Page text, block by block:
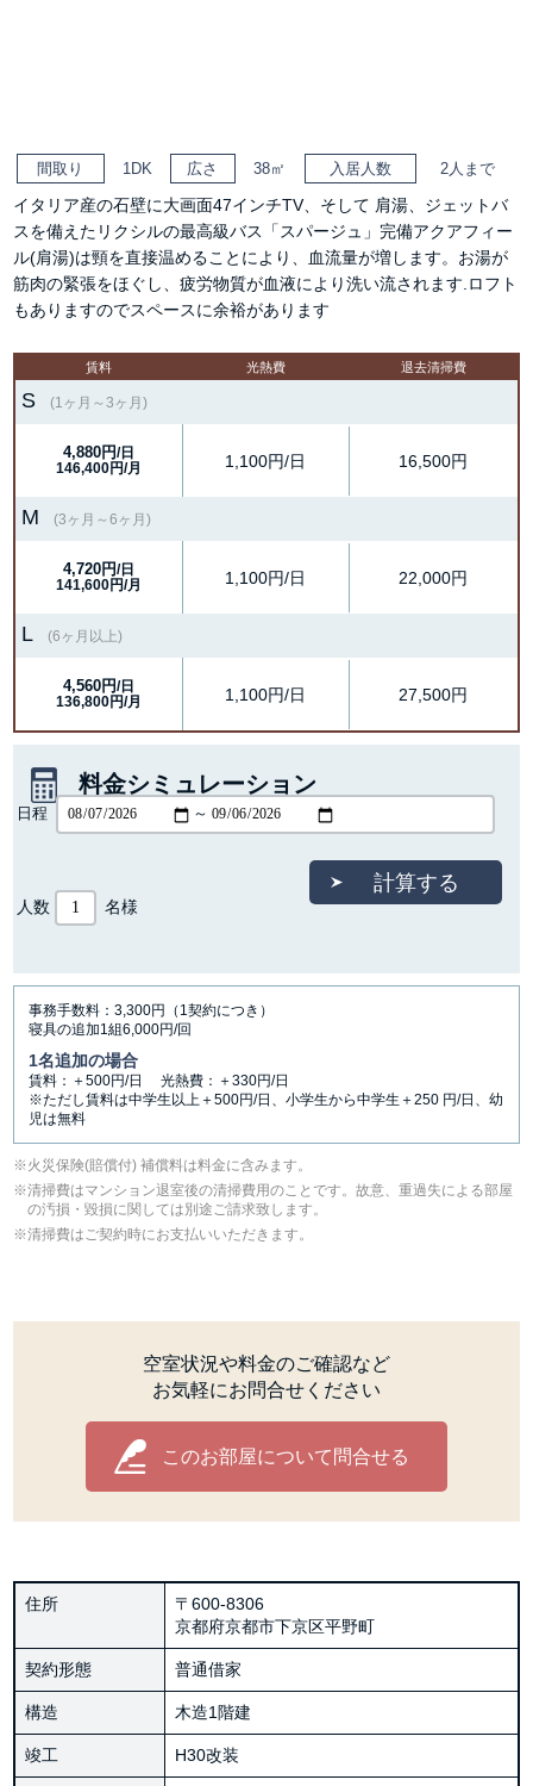
間取り 1DK 広さ 38㎡ 入居人数 2人まで
イタリア産の石壁に大画面47インチTV、そして 肩湯、ジェットバ
スを備えたリクシルの最高級バス「スパージュ」完備アクアフィー
ル(肩湯)は頸を直接温めることにより、血流量が増します。お湯が
筋肉の緊張をほぐし、疲労物質が血液により洗い流されます.ロフト
もありますのでスペースに余裕があります
賃料 光熱費 退去清掃費
S (1ヶ月～3ヶ月)
4,880円/日
146,400円/月
1,100円/日 16,500円
M (3ヶ月～6ヶ月)
4,720円/日
141,600円/月
1,100円/日 22,000円
L (6ヶ月以上)
4,560円/日
136,800円/月
1,100円/日 27,500円
料金シミュレーション
人数 名様
日程 ～
事務手数料：3,300円（1契約につき）
寝具の追加1組6,000円/回
1名追加の場合
賃料：＋500円/日 光熱費：＋330円/日
※ただし賃料は中学生以上＋500円/日、小学生から中学生＋250 円/日、幼
児は無料
⽕災保険(賠償付) 補償料は料⾦に含みます。
清掃費はマンション退室後の清掃費用のことです。故意、重過失による部屋
の汚損・毀損に関しては別途ご請求致します。
清掃費はご契約時にお支払いいただきます。
空室状況や料金のご確認など
お気軽にお問合せください
このお部屋について問合せる
住所
〒600-8306
京都府京都市下京区平野町
契約形態 普通借家
構造 木造1階建
竣工 H30改装